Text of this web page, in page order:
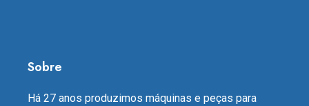
Sobre
Há 27 anos produzimos máquinas e peças para